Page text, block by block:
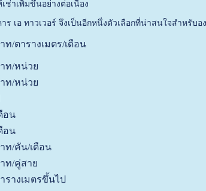
ช่าเพิ่มขึ้นอย่างต่อเนื่อง
เอ ทาวเวอร์ จึงเป็นอีกหนึ่งตัวเลือกที่น่าสนใจสำหรั
ท/ตารางเมตร/เดือน
ท/หน่วย
ท/หน่วย
อน
อน
ท/คัน/เดือน
ท/คู่สาย
รางเมตรขึ้นไป